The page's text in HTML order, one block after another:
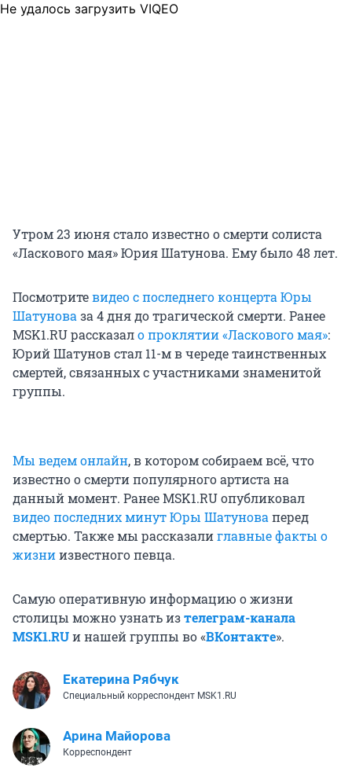
Не удалось загрузить VIQEO
Утром 23 июня стало известно о смерти солиста
«Ласкового мая» Юрия Шатунова. Ему было 48 лет.
Посмотритевидео с последнего концерта Юры
Шатуноваза 4 дня до трагической смерти. Ранее
MSK1.RU рассказало проклятии «Ласкового мая»:
Юрий Шатунов стал 11-м в череде таинственных
смертей, связанных с участниками знаменитой
группы.
Мы ведем онлайн, в котором собираем всё, что
известно о смерти популярного артиста на
данный момент. Ранее MSK1.RU опубликовал
видео последних минут Юры Шатуноваперед
смертью. Также мы рассказалиглавные факты о
жизниизвестного певца.
Самую оперативную информацию о жизни
столицы можно узнать изтелеграм-канала
MSK1.RUи нашей группы во «ВКонтакте».
Екатерина Рябчук
Специальный корреспондент MSK1.RU
Арина Майорова
Корреспондент